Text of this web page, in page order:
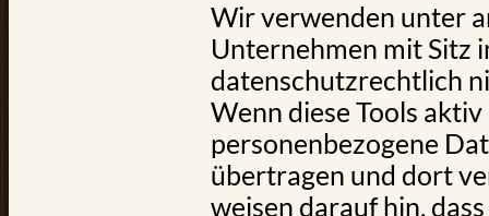
Wir verwenden unter
Unternehmen mit Sitz
datenschutzrechtlich
Wenn diese Tools
personenbezogene
übertragen und dort
weisen darauf hin,